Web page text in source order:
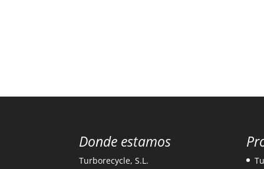
Donde estamos
Turborecycle, S.L.